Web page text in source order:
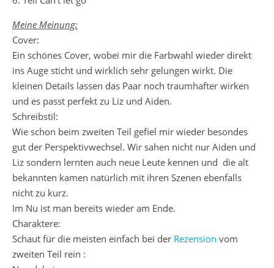
Meine Meinung:
Cover:
Ein schönes Cover, wobei mir die Farbwahl wieder direkt
ins Auge sticht und wirklich sehr gelungen wirkt. Die
kleinen Details lassen das Paar noch traumhafter wirken
und es passt perfekt zu Liz und Aiden.
Schreibstil:
Wie schon beim zweiten Teil gefiel mir wieder besondes
gut der Perspektivwechsel. Wir sahen nicht nur Aiden und
Liz sondern lernten auch neue Leute kennen und die alt
bekannten kamen natürlich mit ihren Szenen ebenfalls
nicht zu kurz.
Im Nu ist man bereits wieder am Ende.
Charaktere:
Schaut für die meisten einfach bei der Rezension vom
zweiten Teil rein :